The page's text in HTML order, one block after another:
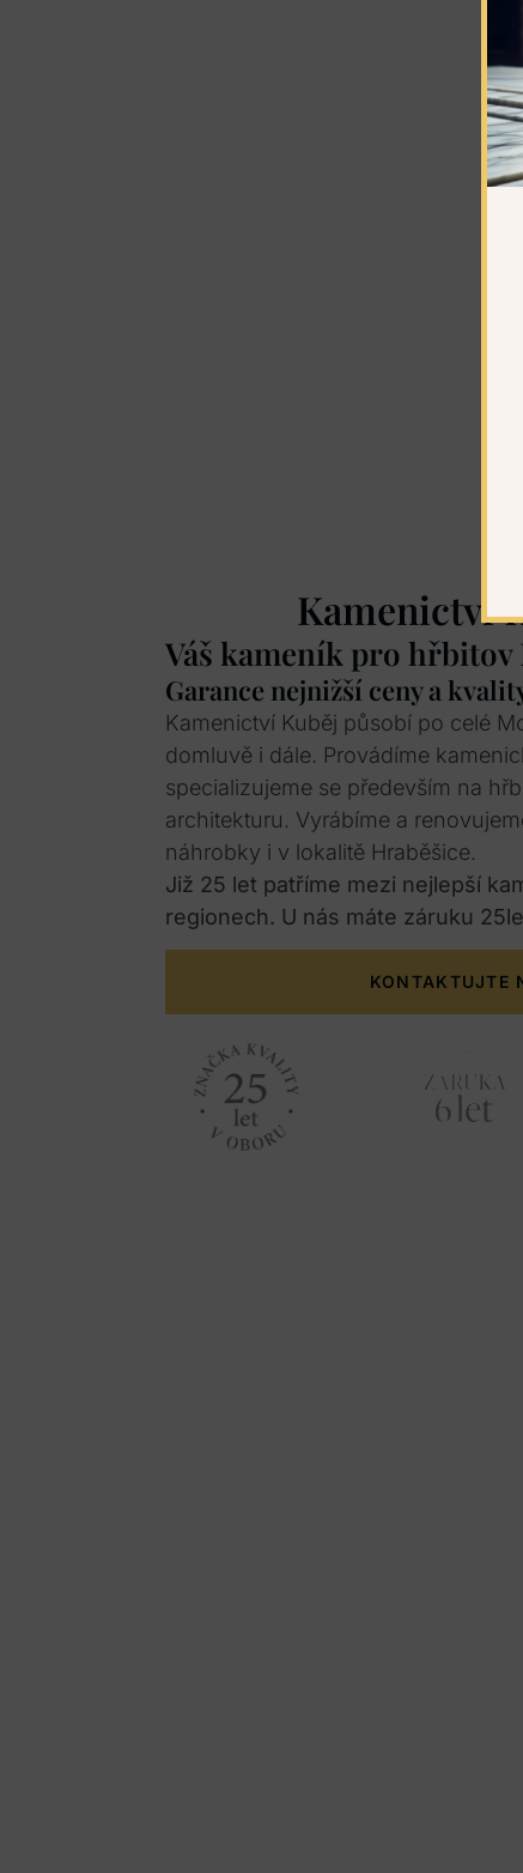
Kamenictví
Váš kameník pro hřbitov
Garance nejnižší ceny a
Kamenictví Kuběj působí po celé
domluvě i dále. Provádíme
specializujeme se především na
architekturu. Vyrábíme a
náhrobky i v lokalitě Hraběšice.
Již 25 let patříme mezi nejlepší
regionech. U nás máte záruku
KONTAKTUJTE